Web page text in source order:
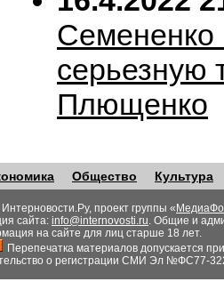
Семененко
серьезную
Плющенко
Общество Культура
проект группы «
сайта: info@internovosti.ru. Общие и
на сайте для лиц старше 18 лет.
Перепечатка материалов допускается
о регистрации СМИ Эл №ФС77-